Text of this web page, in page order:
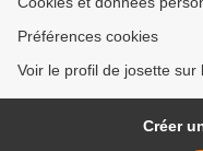
Préférences cookies
Voir le profil de josette sur
Créer